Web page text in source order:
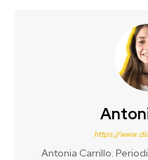
https://
Antonia Carrillo.